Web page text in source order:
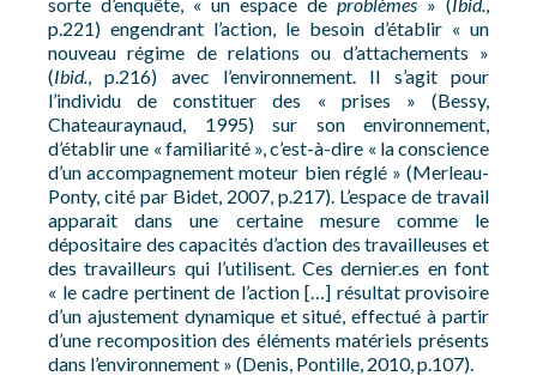
p.221) engendrant l’action, le besoin d’établir « un
nouveau régime de relations ou d’attachements »
(Ibid., p.216) avec l’environnement. Il s’agit pour
l’individu de constituer des « prises » (Bessy,
Chateauraynaud, 1995) sur son environnement,
d’établir une « familiarité », c’est-à-dire « la conscience
d’un accompagnement moteur bien réglé » (Merleau-
Ponty, cité par Bidet, 2007, p.217). L’espace de travail
apparait dans une certaine mesure comme le
dépositaire des capacités d’action des travailleuses et
des travailleurs qui l’utilisent. Ces dernier.es en font
« le cadre pertinent de l’action […] résultat provisoire
d’un ajustement dynamique et situé, effectué à partir
d’une recomposition des éléments matériels présents
dans l’environnement » (Denis, Pontille, 2010, p.107).